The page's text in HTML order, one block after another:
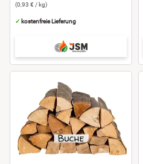
(0,93 € / kg)
✓ kostenfreie Lieferung
Menden
Nürnberg
Oldenburg
Osnabrück